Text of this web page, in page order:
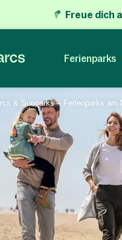
Freue dich
Ferienparks
& Sunparks – Ferienparks am